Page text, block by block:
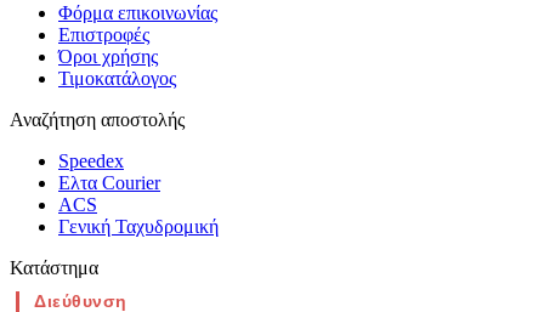
Φόρμα επικοινωνίας
Επιστροφές
Όροι χρήσης
Τιμοκατάλογος
Αναζήτηση αποστολής
Speedex
Ελτα Courier
ACS
Γενική Ταχυδρομική
Κατάστημα
Διεύθυνση